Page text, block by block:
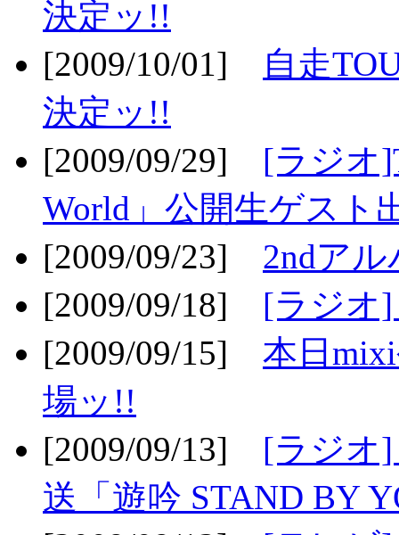
決定ッ!!
[2009/10/01]
自走
決定ッ!!
[2009/09/29] [ラジオ
World」公開生ゲスト
[2009/09/23] 2ndア
[2009/09/18] [ラジオ
[2009/09/15] 本日
場ッ!!
[2009/09/13] [ラジオ]
送「遊吟 STAND BY